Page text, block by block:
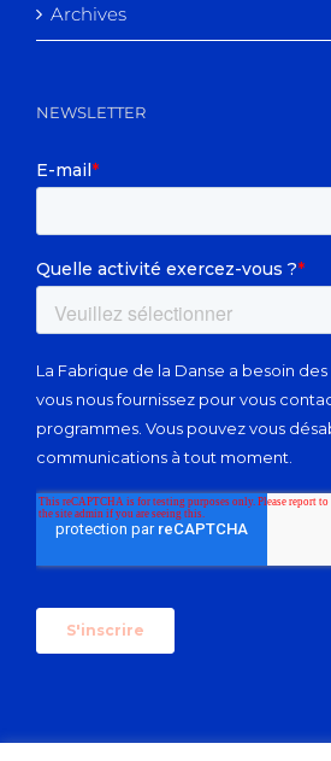
Archives
NEWSLETTER